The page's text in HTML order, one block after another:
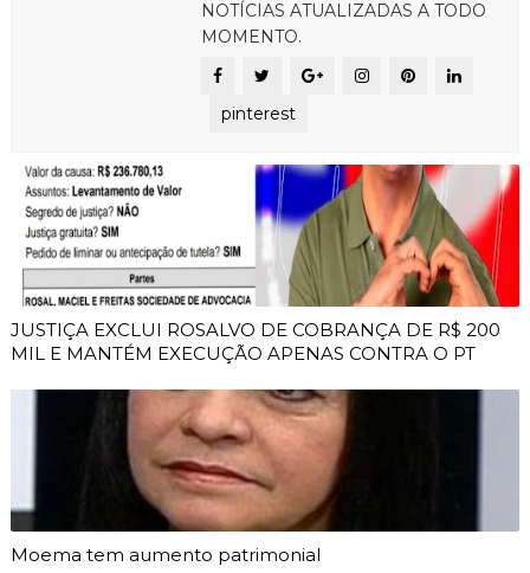
NOTÍCIAS ATUALIZADAS A TODO
MOMENTO.
pinterest
JUSTIÇA EXCLUI ROSALVO DE COBRANÇA DE R$ 200
MIL E MANTÉM EXECUÇÃO APENAS CONTRA O PT
Moema tem aumento patrimonial